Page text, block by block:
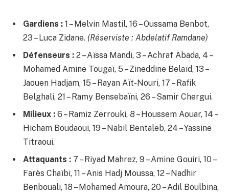
Gardiens : 1 – Melvin Mastil, 16 – Oussama Benbot,
23 – Luca Zidane. (Réserviste : Abdelatif Ramdane)
Défenseurs : 2 – Aïssa Mandi, 3 – Achraf Abada, 4 –
Mohamed Amine Tougaï, 5 – Zineddine Belaïd, 13 –
Jaouen Hadjam, 15 – Rayan Aït-Nouri, 17 – Rafik
Belghali, 21 – Ramy Bensebaïni, 26 – Samir Chergui.
Milieux : 6 – Ramiz Zerrouki, 8 – Houssem Aouar, 14 –
Hicham Boudaoui, 19 – Nabil Bentaleb, 24 – Yassine
Titraoui.
Attaquants : 7 – Riyad Mahrez, 9 – Amine Gouiri, 10 –
Farès Chaïbi, 11 – Anis Hadj Moussa, 12 – Nadhir
Benbouali, 18 – Mohamed Amoura, 20 – Adil Boulbina,